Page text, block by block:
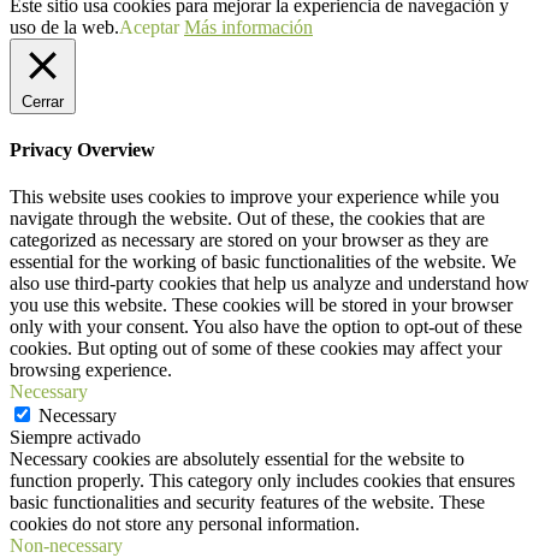
Este sitio usa cookies para mejorar la experiencia de navegación y
uso de la web.Aceptar Más información
Cerrar
Privacy Overview
This website uses cookies to improve your experience while you
navigate through the website. Out of these, the cookies that are
categorized as necessary are stored on your browser as they are
essential for the working of basic functionalities of the website. We
also use third-party cookies that help us analyze and understand how
you use this website. These cookies will be stored in your browser
only with your consent. You also have the option to opt-out of these
cookies. But opting out of some of these cookies may affect your
browsing experience.
Necessary
Necessary
Siempre activado
Necessary cookies are absolutely essential for the website to
function properly. This category only includes cookies that ensures
basic functionalities and security features of the website. These
cookies do not store any personal information.
Non-necessary